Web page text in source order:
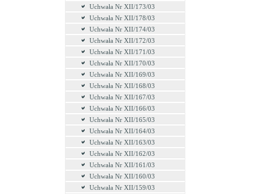
Uchwała Nr XII/173/03
Uchwała Nr XII/178/03
Uchwała Nr XII/174/03
Uchwała Nr XII/172/03
Uchwała Nr XII/171/03
Uchwała Nr XII/170/03
Uchwała Nr XII/169/03
Uchwała Nr XII/168/03
Uchwała Nr XII/167/03
Uchwała Nr XII/166/03
Uchwała Nr XII/165/03
Uchwała Nr XII/164/03
Uchwała Nr XII/163/03
Uchwała Nr XII/162/03
Uchwała Nr XII/161/03
Uchwała Nr XII/160/03
Uchwała Nr XII/159/03